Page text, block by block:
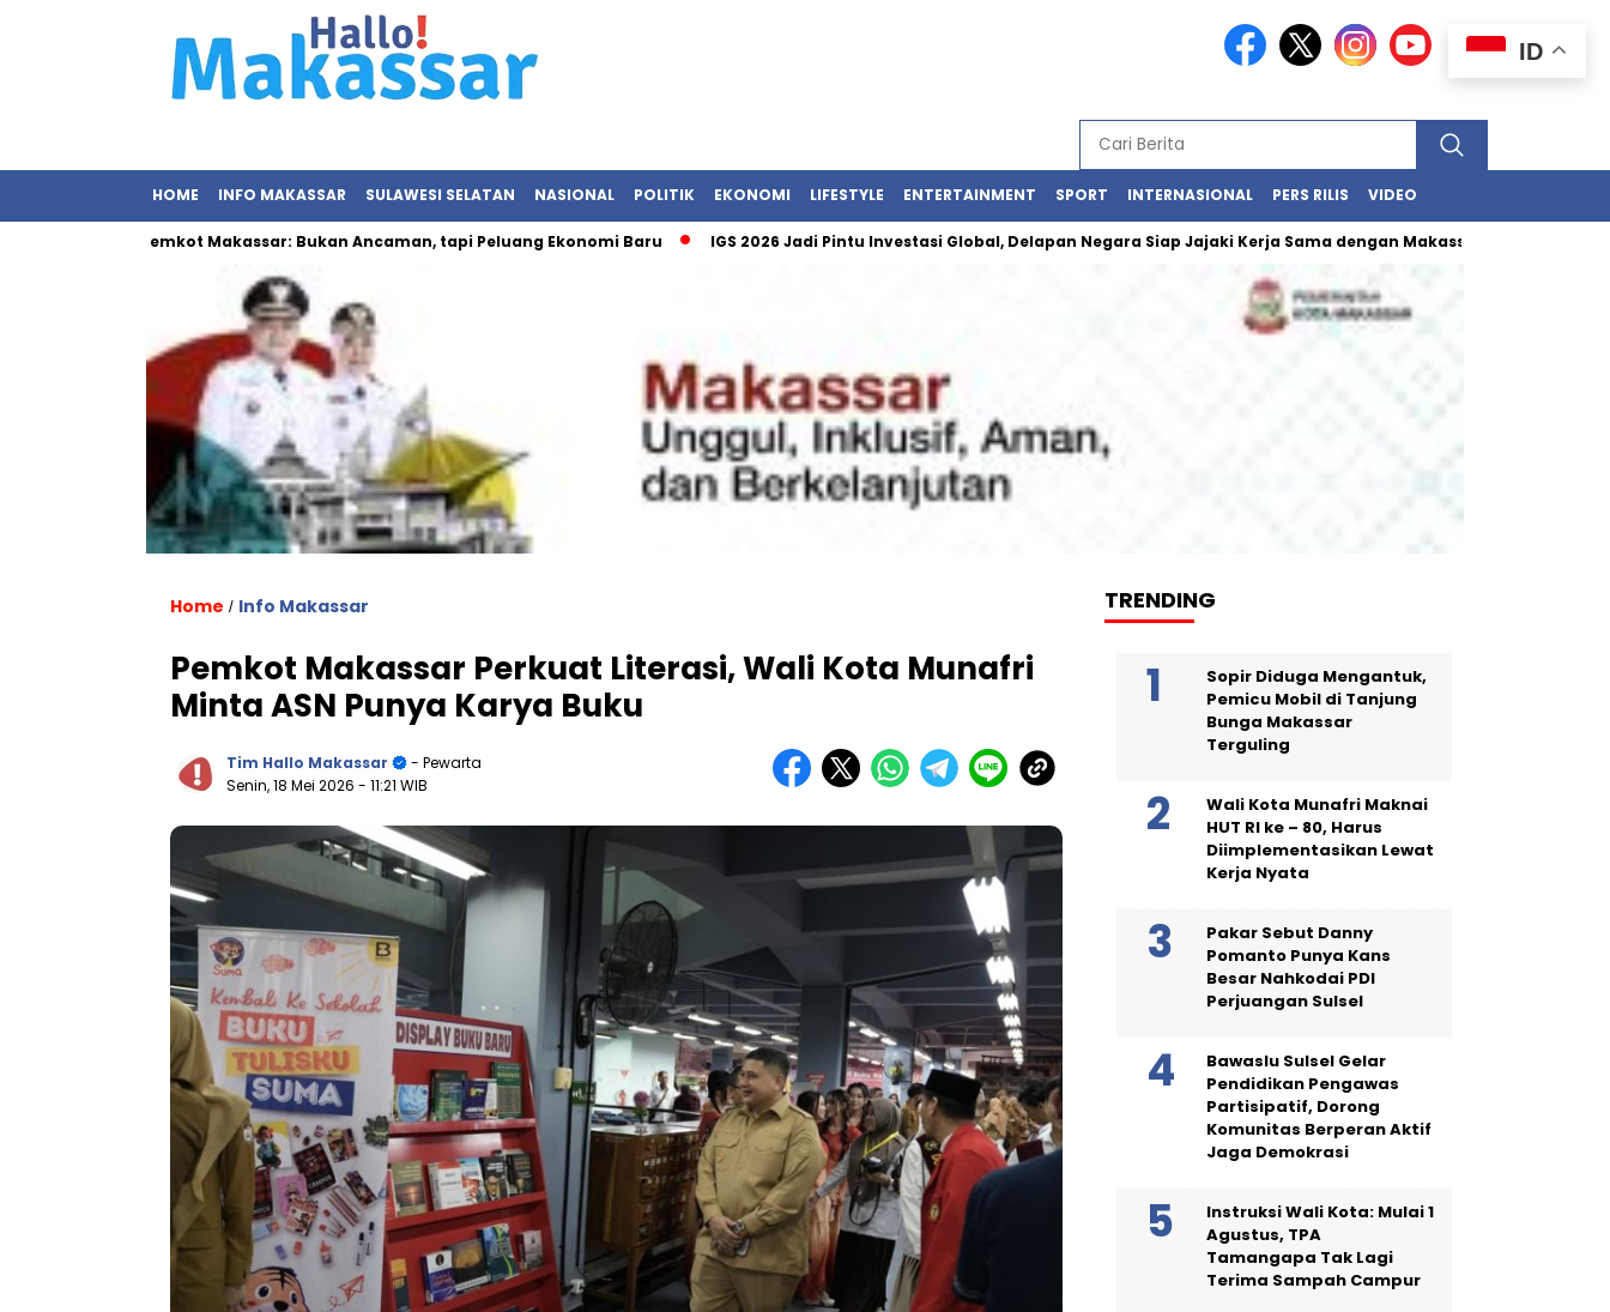
HOME INFO MAKASSAR SULAWESI SELATAN NASIONAL POLITIK EKONOMI LIFESTYLE ENTERTAINMENT SPORT INTERNASIONAL PERS RILIS VIDEO
Pemkot Makassar: Bukan Ancaman, tapi Peluang Ekonomi Baru IGS 2026 Jadi Pintu Investasi Global, Delapan Negara Siap Jajaki Kerja Sama dengan Makassar Kawasan Losari
Home / Info Makassar
Pemkot Makassar Perkuat Literasi, Wali Kota Munafri
Minta ASN Punya Karya Buku
Tim Hallo Makassar
- Pewarta
Senin, 18 Mei 2026 - 11:21 WIB
TRENDING
Sopir Diduga Mengantuk,
Pemicu Mobil di Tanjung
Bunga Makassar
Terguling
Wali Kota Munafri Maknai
HUT RI ke – 80, Harus
Diimplementasikan Lewat
Kerja Nyata
Pakar Sebut Danny
Pomanto Punya Kans
Besar Nahkodai PDI
Perjuangan Sulsel
Bawaslu Sulsel Gelar
Pendidikan Pengawas
Partisipatif, Dorong
Komunitas Berperan Aktif
Jaga Demokrasi
Instruksi Wali Kota: Mulai 1
Agustus, TPA
Tamangapa Tak Lagi
Terima Sampah Campur
ID